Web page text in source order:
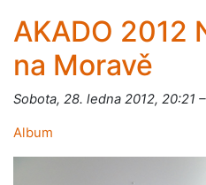
AKADO 2012
na Moravě
Sobota, 28. ledna 2012, 20:21
Album